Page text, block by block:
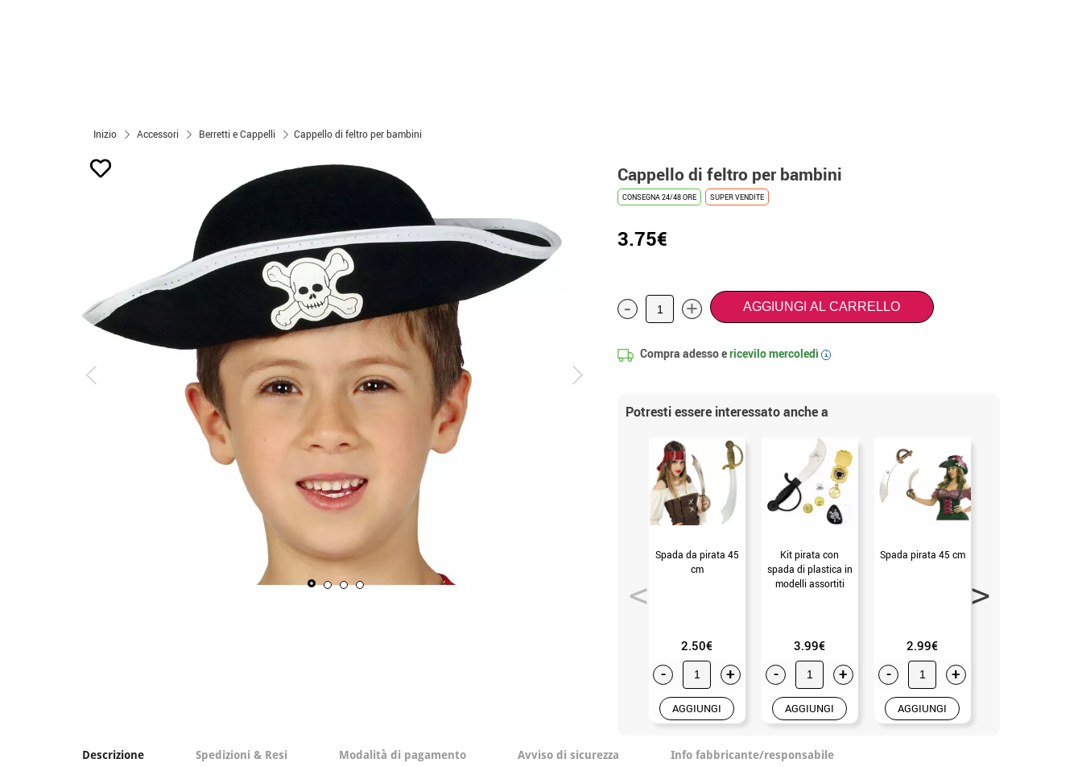
Inizio Accessori Berretti e Cappelli Cappello di feltro per bambini
Cappello di feltro per bambini
CONSEGNA 24/48 ORE SUPER VENDITE
3.75€
- + AGGIUNGI AL CARRELLO
Compra adesso ericevilomercoledì i
Potresti essere interessato anche a
Spada da pirata 45
cm
2.50€
- +
AGGIUNGI
Kit pirata con
spada di plastica in
modelli assortiti
3.99€
- +
AGGIUNGI
Spada pirata 45 cm
2.99€
- +
AGGIUNGI
Descrizione Spedizioni & Resi Modalità di pagamento Avviso di sicurezza Info fabbricante/responsabile